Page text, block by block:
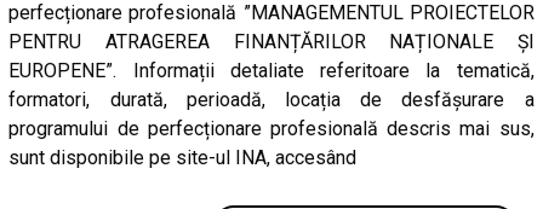
perfecționare profesională ”MANAGEMENTUL PROIECTELOR
PENTRU ATRAGEREA FINANȚĂRILOR NAȚIONALE ȘI
EUROPENE”. Informații detaliate referitoare la tematică,
formatori, durată, perioadă, locația de desfășurare a
programului de perfecționare profesională descris mai sus,
sunt disponibile pe site-ul INA, accesând